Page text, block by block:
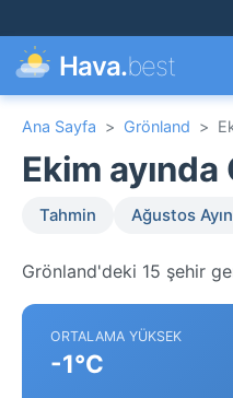
Hava.best
Ana Sayfa > Grönland >
Ekim
Tahmin Ağustos
Grönland'deki 15 şehir
ORTALAMA YÜKSEK
-1°C